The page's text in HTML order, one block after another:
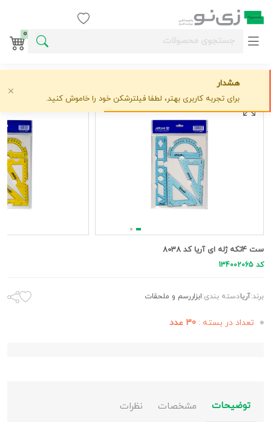
0
ابزاررسم و ملحقات
ست 4تکه ژله ای آریا کد 8038
کد 134002065
برند:آريادسته بندی:ابزاررسم و ملحقات
تعداد در بسته : 30 عدد
توضیحات مشخصات نظرات
هشدار
برای تجربه کاربری بهتر، لطفا فیلترشکن خود را خاموش کنید.